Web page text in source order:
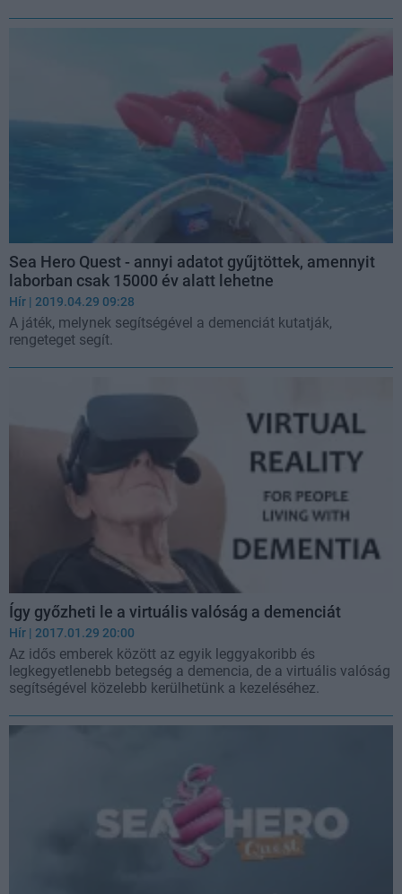
Sea Hero Quest - annyi adatot gyűjtöttek, amennyit
laborban csak 15000 év alatt lehetne
Hír | 2019.04.29 09:28
A játék, melynek segítségével a demenciát kutatják,
rengeteget segít.
Így győzheti le a virtuális valóság a demenciát
Hír | 2017.01.29 20:00
Az idős emberek között az egyik leggyakoribb és
legkegyetlenebb betegség a demencia, de a virtuális valóság
segítségével közelebb kerülhetünk a kezeléséhez.